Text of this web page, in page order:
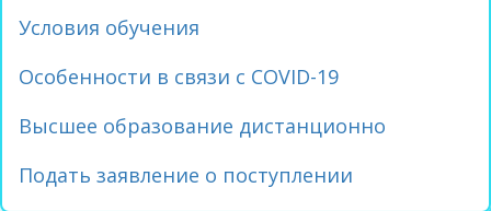
Условия обучения
Особенности в связи с COVID-19
Высшее образование дистанционно
Подать заявление о поступлении